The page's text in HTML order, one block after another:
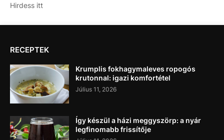
Hirdess itt
RECEPTEK
Krumplis fokhagymaleves ropogós
krutonnal: igazi komfortétel
Július 11, 2026
Így készül a házi meggyszörp: a nyár
legfinomabb frissítője